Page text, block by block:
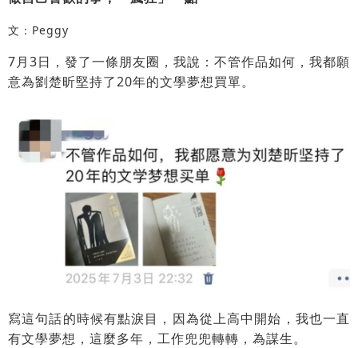
文：Peggy
7月3日，發了一條朋友圈，我說：不管作品如何，我都願
意為劉楚昕堅持了20年的文學夢想買單。
寫這句話的時候有點淚目，因為從上高中開始，我也一直
有文學夢想，這麼多年，工作兜兜轉轉，為謀生。